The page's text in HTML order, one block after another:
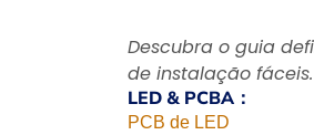
Descubra o guia
de instalação fáceis.
LED & PCBA：
PCB de LED